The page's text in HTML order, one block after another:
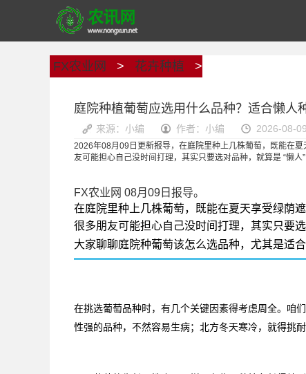
FX农业网 > 花卉种植 >
庭院种植葡萄应选用什么品种？适合懒人
来源：小编 作者：小编 2026-08-09
2026年08月09日更新报导，在庭院里种上几株葡萄，既能在
友可能担心自己没时间打理，其实只要选对品种，就算是 “懒
FX农业网 08月09日报导。
在庭院里种上几株葡萄，既能在夏天享受绿荫
很多朋友可能担心自己没时间打理，其实只要
大家聊聊庭院种葡萄该怎么选品种，尤其是适
在挑选葡萄品种时，有几个关键因素得考虑周全。咱
性强的品种，不然容易生病；北方冬天寒冷，就得挑